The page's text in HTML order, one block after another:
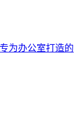
为办公室打造的